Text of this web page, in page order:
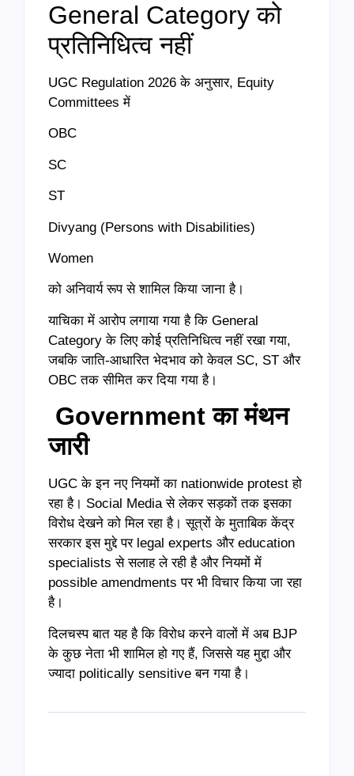
General Category को
प्रतिनिधित्व नहीं
UGC Regulation 2026 के अनुसार, Equity
Committees में
OBC
SC
ST
Divyang (Persons with Disabilities)
Women
को अनिवार्य रूप से शामिल किया जाना है।
याचिका में आरोप लगाया गया है कि General
Category के लिए कोई प्रतिनिधित्व नहीं रखा गया,
जबकि जाति-आधारित भेदभाव को केवल SC, ST और
OBC तक सीमित कर दिया गया है।
Government का मंथन
जारी
UGC के इन नए नियमों का nationwide protest हो
रहा है। Social Media से लेकर सड़कों तक इसका
विरोध देखने को मिल रहा है। सूत्रों के मुताबिक केंद्र
सरकार इस मुद्दे पर legal experts और education
specialists से सलाह ले रही है और नियमों में
possible amendments पर भी विचार किया जा रहा
है।
दिलचस्प बात यह है कि विरोध करने वालों में अब BJP
के कुछ नेता भी शामिल हो गए हैं, जिससे यह मुद्दा और
ज्यादा politically sensitive बन गया है।